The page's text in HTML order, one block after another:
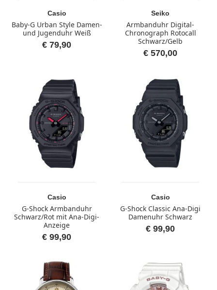
Casio
Baby-G Urban Style Damen-
und Jugenduhr Weiß
€ 79,90
Seiko
Armbanduhr Digital-
Chronograph Rotocall
Schwarz/Gelb
€ 570,00
Casio
G-Shock Armbanduhr
Schwarz/Rot mit Ana-Digi-
Anzeige
€ 99,90
Casio
G-Shock Classic Ana-Digi
Damenuhr Schwarz
€ 99,90